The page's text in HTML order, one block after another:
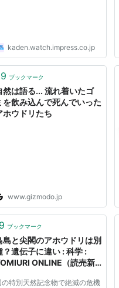
kaden.watch.impress.co.jp
ブックマーク
然は語る... 流れ着いたゴ
を飲み込んで死んでいった
ホウドリたち
www.gizmodo.jp
ブックマーク
島と尖閣のアホウドリは別
？遺伝子に違い : 科学 :
ONLINE（読売新
の特別天然記念物で絶滅の危機